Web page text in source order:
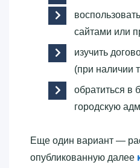
сайтами или
изучить
(при наличии
обратиться
городскую
Еще один вариант —
опубликованную далее